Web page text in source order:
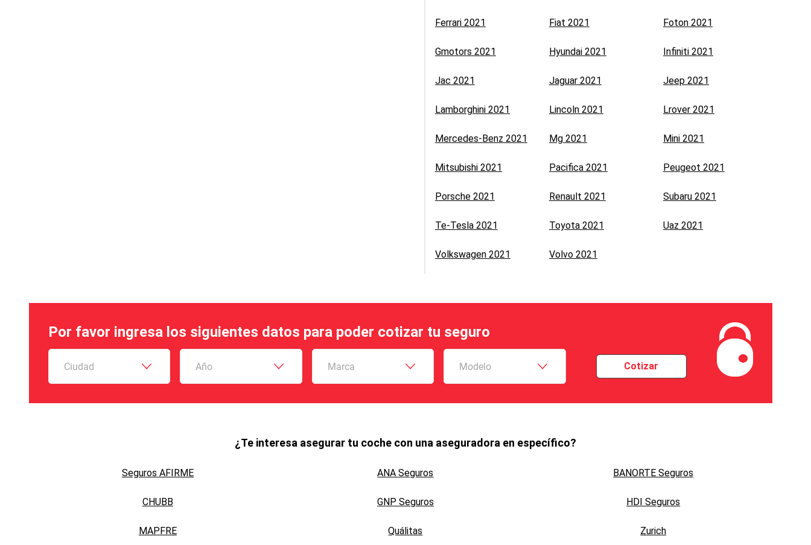
Ferrari 2021 Fiat 2021 Foton 2021
Gmotors 2021 Hyundai 2021 Infiniti 2021
Jac 2021 Jaguar 2021 Jeep 2021
Lamborghini 2021 Lincoln 2021 Lrover 2021
Mercedes-Benz 2021 Mg 2021 Mini 2021
Mitsubishi 2021 Pacifica 2021 Peugeot 2021
Porsche 2021 Renault 2021 Subaru 2021
Te-Tesla 2021 Toyota 2021 Uaz 2021
Volkswagen 2021 Volvo 2021
Por favor ingresa los siguientes datos para poder cotizar tu seguro
Ciudad Año Marca Modelo Cotizar
¿Te interesa asegurar tu coche con una aseguradora en específico?
Seguros AFIRME ANA Seguros BANORTE Seguros
CHUBB GNP Seguros HDI Seguros
MAPFRE Quálitas Zurich